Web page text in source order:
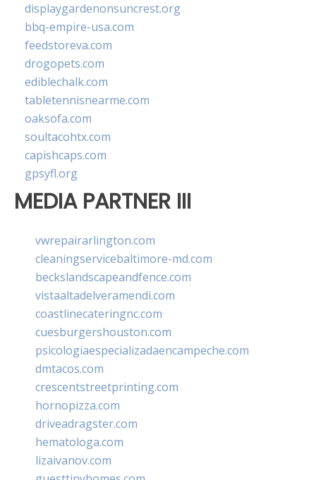
displaygardenonsuncrest.org
bbq-empire-usa.com
feedstoreva.com
drogopets.com
ediblechalk.com
tabletennisnearme.com
oaksofa.com
soultacohtx.com
capishcaps.com
gpsyfl.org
MEDIA PARTNER III
vwrepairarlington.com
cleaningservicebaltimore-md.com
beckslandscapeandfence.com
vistaaltadelveramendi.com
coastlinecateringnc.com
cuesburgershouston.com
psicologiaespecializadaencampeche.com
dmtacos.com
crescentstreetprinting.com
hornopizza.com
driveadragster.com
hematologa.com
lizaivanov.com